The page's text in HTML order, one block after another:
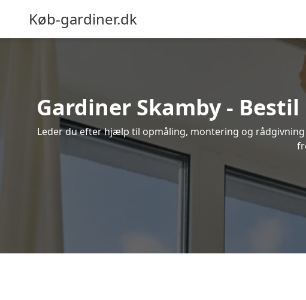
Køb-gardiner.dk
Gardiner Skamby -
Leder du efter hjælp til opmåling, montering og